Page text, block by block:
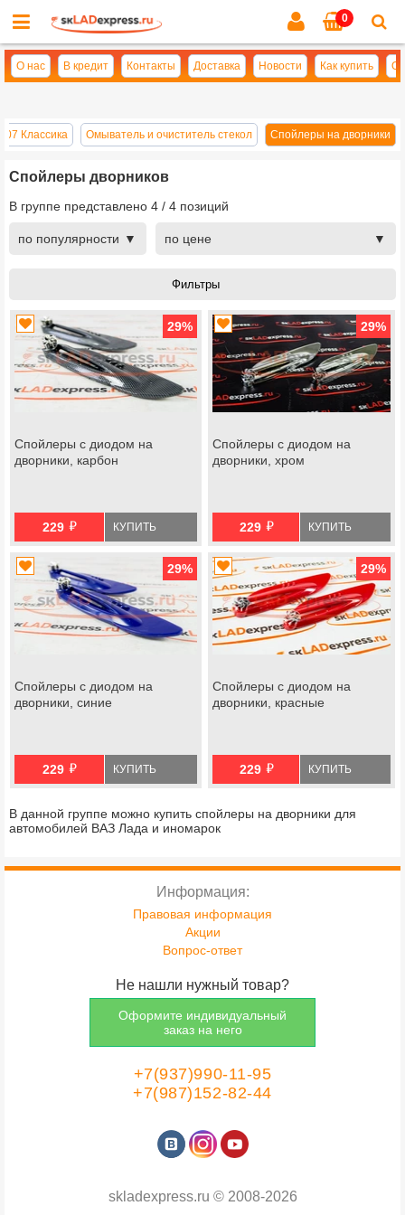
0
О нас В кредит Контакты Доставка Новости Как купить
Классика Омыватель и очиститель стекол Спойлеры на дворники
Спойлеры дворников
В группе представлено 4 / 4 позиций
по популярности по цене
29%
Спойлеры с диодом на
дворники, карбон
229 й КУПИТЬ
29%
Спойлеры с диодом на
дворники, хром
229 й КУПИТЬ
29%
Спойлеры с диодом на
дворники, синие
229 й КУПИТЬ
29%
Спойлеры с диодом на
дворники, красные
229 й КУПИТЬ
В данной группе можно купить спойлеры на дворники для
автомобилей ВАЗ Лада и иномарок
+7(937)990-11-95
+7(987)152-82-44
skladexpress.ru ©2008-2026
Информация:
Правовая информация
Акции
Вопрос-ответ
Не нашли нужный товар?
Оформите индивидуальный
заказ на него